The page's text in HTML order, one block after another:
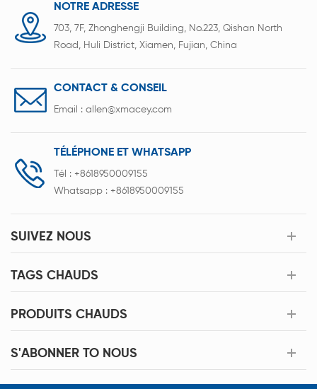
NOTRE ADRESSE
703, 7F, Zhonghengji Building, No.223, Qishan North
Road, Huli District, Xiamen, Fujian, China
CONTACT & CONSEIL
Email : allen@xmacey.com
TÉLÉPHONE ET WHATSAPP
Tél : +8618950009155
Whatsapp : +8618950009155
SUIVEZ NOUS
TAGS CHAUDS
PRODUITS CHAUDS
S'ABONNER TO NOUS